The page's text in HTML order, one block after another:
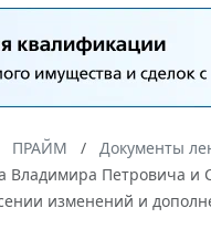
ПРАЙМ Документы
Владимира Петровича
изменений и